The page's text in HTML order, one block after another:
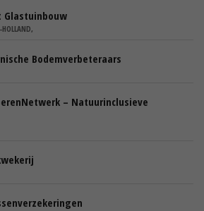
Glastuinbouw
Bodemverbeteraars
– Natuurinclusieve